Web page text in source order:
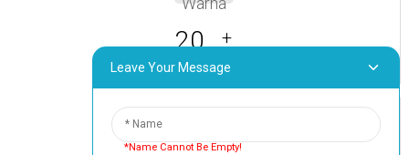
20 +
Pilihan Bahan
Leave Your Message
*Name Cannot Be Empty!